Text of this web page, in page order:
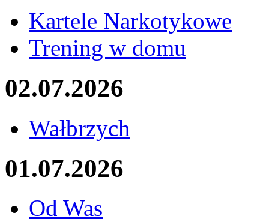
Kartele Narkotykowe
Trening w domu
02.07.2026
Wałbrzych
01.07.2026
Od Was